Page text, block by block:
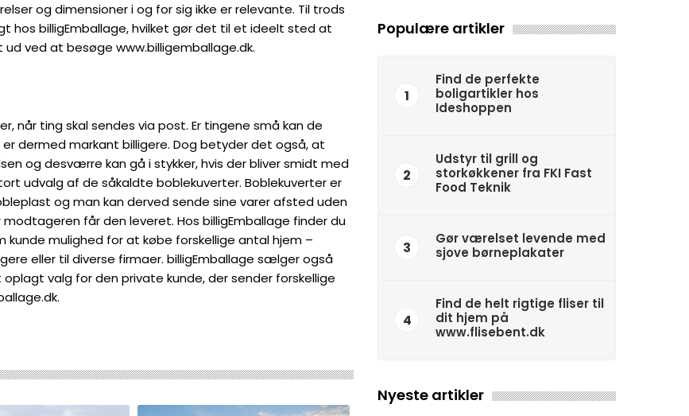
og dimensioner i og for sig ikke er relevante. Til trods
hos billigEmballage, hvilket gør det til et ideelt sted at
ved at besøge www.billigemballage.dk.
når ting skal sendes via post. Er tingene små kan de
dermed markant billigere. Dog betyder det også, at
og desværre kan gå i stykker, hvis der bliver smidt med
udvalg af de såkaldte boblekuverter. Boblekuverter er
og man kan derved sende sine varer afsted uden
får den leveret. Hos billigEmballage finder du
kunde mulighed for at købe forskellige antal hjem –
eller til diverse firmaer. billigEmballage sælger også
valg for den private kunde, der sender forskellige
Populære artikler
1
Find de perfekte
boligartikler hos
Ideshoppen
2
Udstyr til grill og
storkøkkener fra FKI Fast
Food Teknik
3
Gør værelset levende med
sjove børneplakater
4
Find de helt rigtige fliser til
dit hjem på
www.flisebent.dk
Nyeste artikler